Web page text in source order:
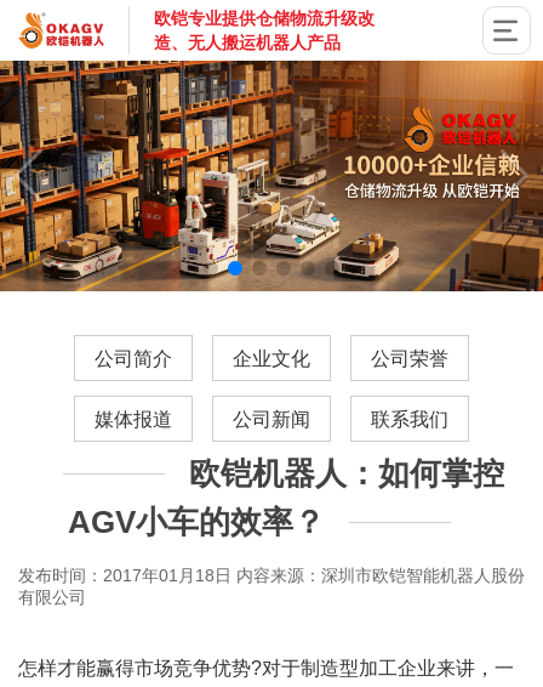
欧铠专业提供仓储物流升级改
造、无人搬运机器人产品
国家高新技术企业，深圳市专精特新企业，深耕AGV搬运机
公司简介 企业文化 公司荣誉
媒体报道 公司新闻 联系我们
欧铠机器人：如何掌控
AGV小车的效率？
发布时间：2017年01月18日 内容来源：深圳市欧铠智能机器人股份
有限公司
怎样才能赢得市场竞争优势?对于制造型加工企业来讲，一